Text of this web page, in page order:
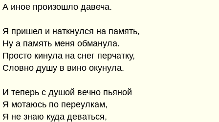
А иное произошло давеча.
Я пришел и наткнулся на память,
Ну а память меня обманула.
Просто кинула на снег перчатку,
Словно душу в вино окунула.
И теперь с душой вечно пьяной
Я мотаюсь по переулкам,
Я не знаю куда деваться,